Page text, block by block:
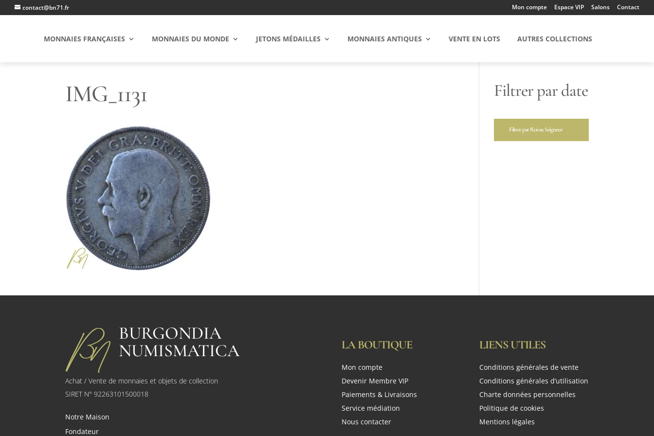
contact@bn71.fr Mon compte Espace VIP Salons Contact
MONNAIES FRANÇAISES MONNAIES DU MONDE JETONS MÉDAILLES MONNAIES ANTIQUES VENTE EN LOTS AUTRES COLLECTIONS
IMG_1131 Filtrer par date
Filtrer par Roi ou Seigneur
BURGONDIA
NUMISMATICA
Achat / Vente de monnaies et objets de collection
SIRET N° 92263101500018
Notre Maison
Fondateur
LA BOUTIQUE
Mon compte
Devenir Membre VIP
Paiements & Livraisons
Service médiation
Nous contacter
LIENS UTILES
Conditions générales de vente
Conditions générales d’utilisation
Charte données personnelles
Politique de cookies
Mentions légales